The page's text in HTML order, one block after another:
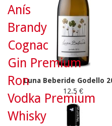
Luna Beberide Godello
12.5 €
Anís
Brandy
Cognac
Gin Premium
Ron
Vodka Premium
Whisky